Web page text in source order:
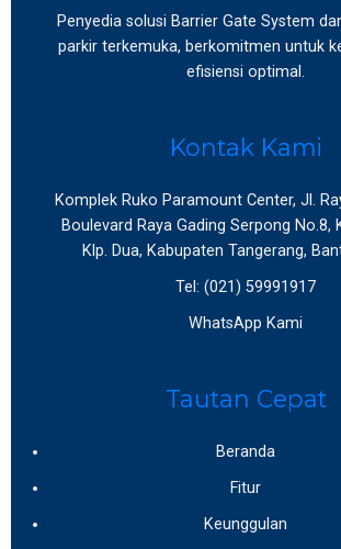
Penyedia solusi Barrier Gate System
parkir terkemuka, berkomitmen untuk
efisiensi optimal.
Kontak Kami
Komplek Ruko Paramount Center, Jl.
Boulevard Raya Gading Serpong No.8,
Klp. Dua, Kabupaten Tangerang,
Tel: (021) 59991917
WhatsApp Kami
Tautan Cepat
Beranda
Fitur
Keunggulan